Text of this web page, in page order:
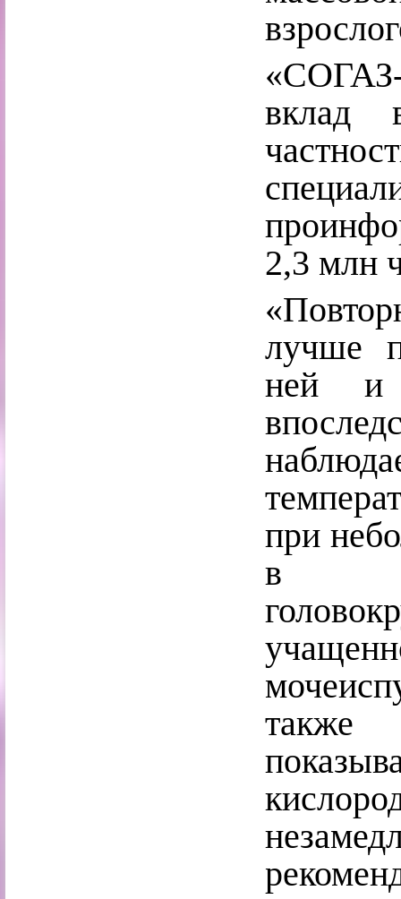
вклад
2,3 млн
лучше
ней и
при
в
также